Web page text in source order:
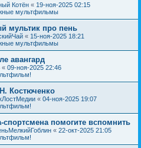
Котён « 19-ноя-2025 02:15
мультфильмы
мультик про пень
« 15-ноя-2025 18:21
мультфильмы
авангард
« 09-ноя-2025 22:46
Костюченко
« 04-ноя-2025 19:07
помогите вспомнить
« 22-окт-2025 21:05